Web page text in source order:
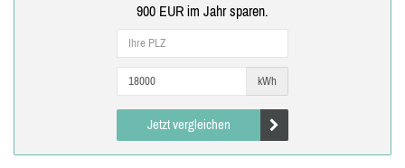
900 EUR im Jahr sparen.
kWh
Jetzt vergleichen